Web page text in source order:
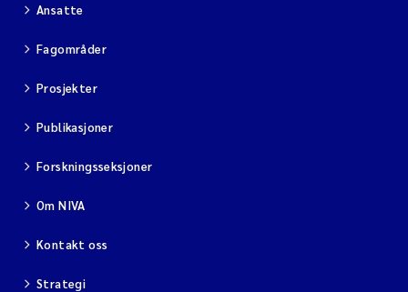
Ansatte
Fagområder
Prosjekter
Publikasjoner
Forskningsseksjoner
Om NIVA
Kontakt oss
Strategi